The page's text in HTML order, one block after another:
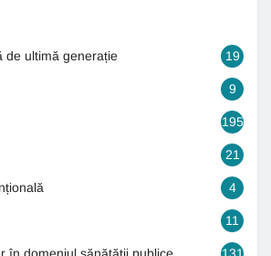
de ultimă generație 19
9
195
21
4
11